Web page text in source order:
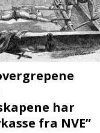
har
fra NVE”